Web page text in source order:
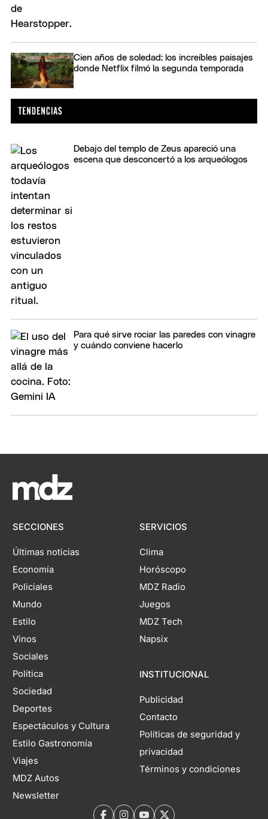
Cien años de soledad: los increíbles paisajes
donde Netflix filmó la segunda temporada
Debajo del templo de Zeus apareció una
escena que desconcertó a los arqueólogos
Para qué sirve rociar las paredes con vinagre
y cuándo conviene hacerlo
SECCIONES
Últimas noticias
Economía
Policiales
Mundo
Estilo
Vinos
Sociales
Política
Sociedad
Deportes
Espectáculos y Cultura
Estilo Gastronomía
Viajes
MDZ Autos
Newsletter
SERVICIOS
Clima
Horóscopo
MDZ Radio
Juegos
MDZ Tech
Napsix
INSTITUCIONAL
Publicidad
Contacto
Políticas de seguridad y
privacidad
Términos y condiciones